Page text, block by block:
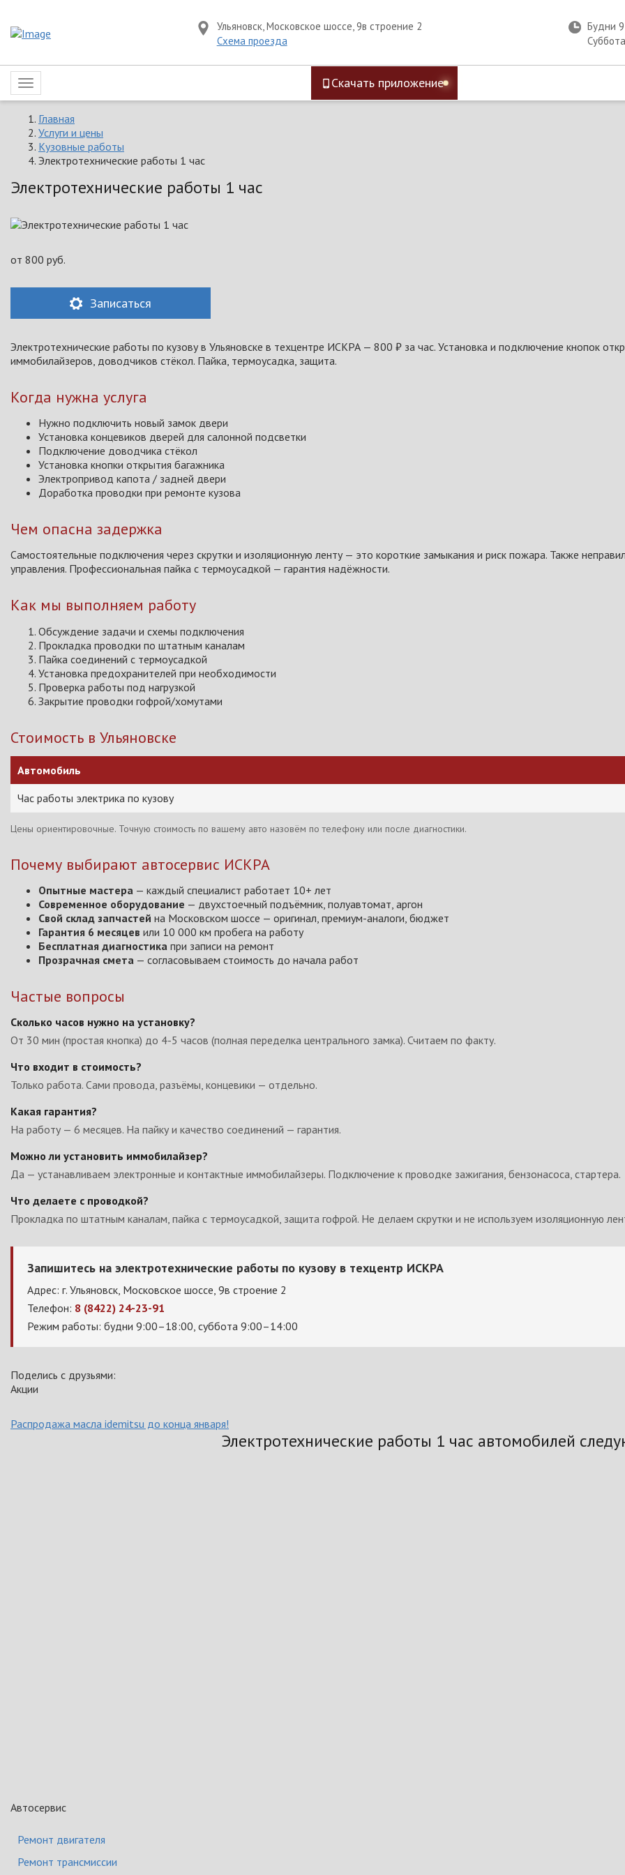
Ульяновск, Московское шоссе, 9в строение 2
Схема проезда
Будни
Toggle
navigation
Скачать приложение
Главная
Услуги и цены
Кузовные работы
Электротехнические работы 1 час
Электротехнические работы 1 час
от 800 руб.
Записаться
Электротехнические работы по кузову в Ульяновске в техцентре ИСКРА — 800 ₽ за час. Установка и подключение кнопок
иммобилайзеров, доводчиков стёкол. Пайка, термоусадка, защита.
Когда нужна услуга
Нужно подключить новый замок двери
Установка концевиков дверей для салонной подсветки
Подключение доводчика стёкол
Установка кнопки открытия багажника
Электропривод капота / задней двери
Доработка проводки при ремонте кузова
Чем опасна задержка
Самостоятельные подключения через скрутки и изоляционную ленту — это короткие замыкания и риск пожара. Также
управления. Профессиональная пайка с термоусадкой — гарантия надёжности.
Как мы выполняем работу
Обсуждение задачи и схемы подключения
Прокладка проводки по штатным каналам
Пайка соединений с термоусадкой
Установка предохранителей при необходимости
Проверка работы под нагрузкой
Закрытие проводки гофрой/хомутами
Стоимость в Ульяновске
Автомобиль
Час работы электрика по кузову
Цены ориентировочные. Точную стоимость по вашему авто назовём по телефону или после диагностики.
Почему выбирают автосервис ИСКРА
Опытные мастера — каждый специалист работает 10+ лет
Современное оборудование — двухстоечный подъёмник, полуавтомат, аргон
Свой склад запчастей на Московском шоссе — оригинал, премиум-аналоги, бюджет
Гарантия 6 месяцев или 10 000 км пробега на работу
Бесплатная диагностика при записи на ремонт
Прозрачная смета — согласовываем стоимость до начала работ
Частые вопросы
Сколько часов нужно на установку?
От 30 мин (простая кнопка) до 4-5 часов (полная переделка центрального замка). Считаем по факту.
Что входит в стоимость?
Только работа. Сами провода, разъёмы, концевики — отдельно.
Какая гарантия?
На работу — 6 месяцев. На пайку и качество соединений — гарантия.
Можно ли установить иммобилайзер?
Да — устанавливаем электронные и контактные иммобилайзеры. Подключение к проводке зажигания, бензонасоса, стартера.
Что делаете с проводкой?
Прокладка по штатным каналам, пайка с термоусадкой, защита гофрой. Не делаем скрутки и не используем изоляционную
Запишитесь на электротехнические работы по кузову в техцентр ИСКРА
Адрес: г. Ульяновск, Московское шоссе, 9в строение 2
Телефон: 8 (8422) 24-23-91
Режим работы: будни 9:00–18:00, суббота 9:00–14:00
Поделись с друзьями:
Акции
Распродажа масла idemitsu до конца января!
Электротехнические работы 1 час автомобилей
Автосервис
Ремонт двигателя
Ремонт трансмиссии